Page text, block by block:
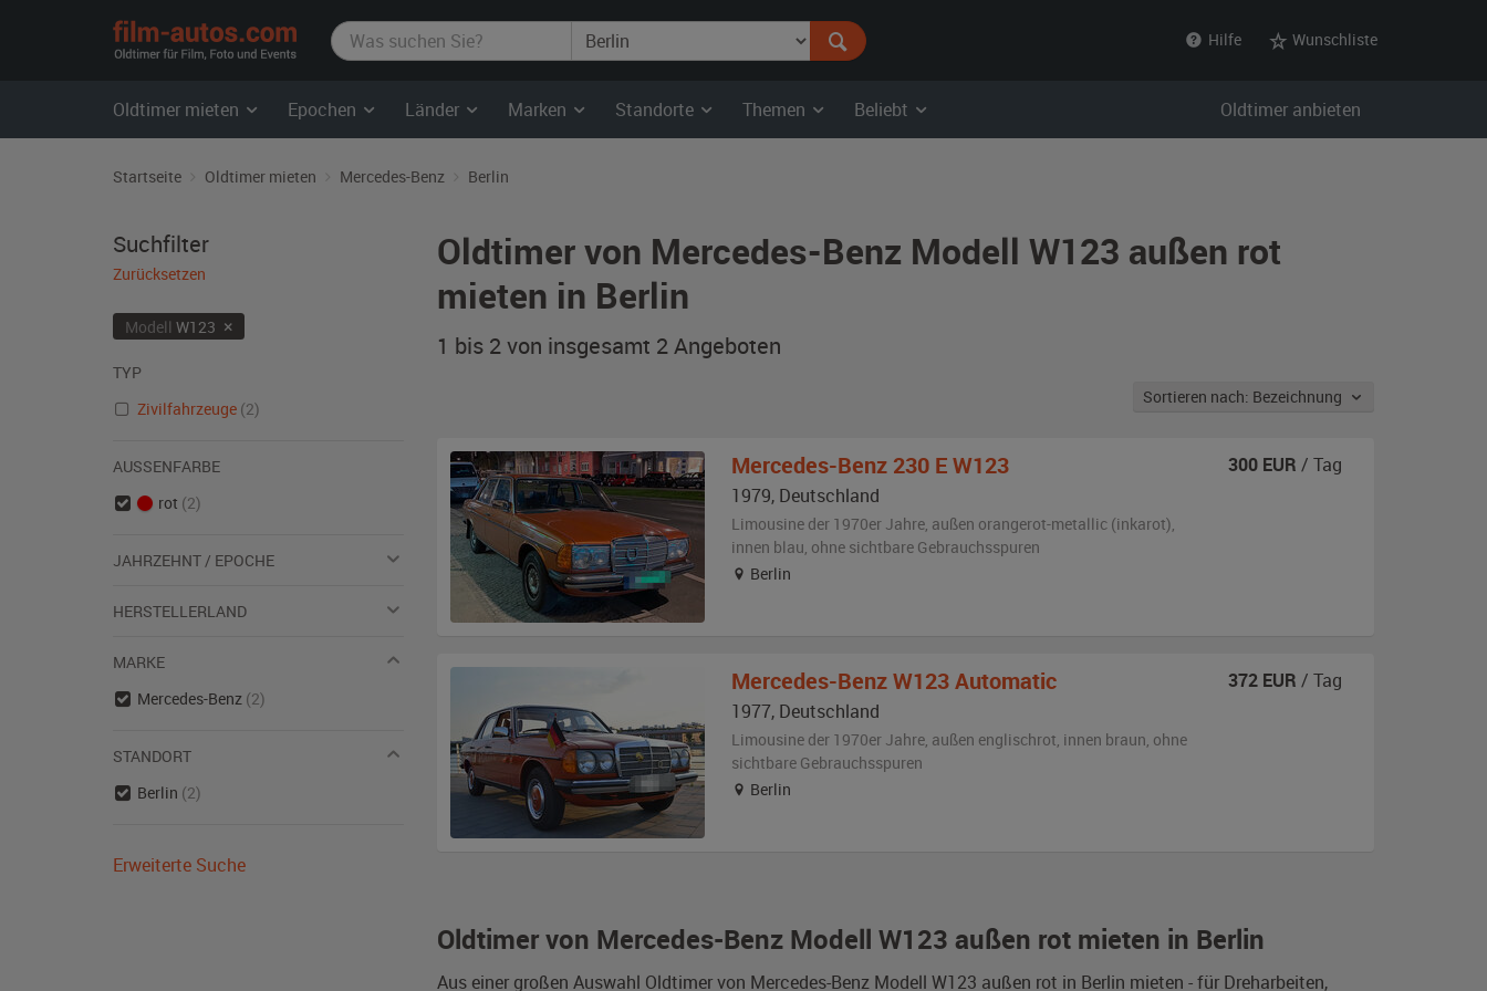
film-
autos.com
Hilfe Wunschliste
Oldtimer mieten Epochen Länder Marken Standorte Themen Beliebt Oldtimer anbieten
Startseite Oldtimer mieten Mercedes-Benz Berlin
Oldtimer von Mercedes-Benz Modell W123 außen rot
mieten in Berlin
1 bis 2 von insgesamt 2Angeboten
Sortieren nach: Bezeichnung
Oldtimer von Mercedes-Benz Modell W123 außen rot mieten in Berlin
Aus einer großen Auswahl Oldtimer von Mercedes-Benz Modell W123 außen rot in Berlin mieten - für Dreharbeiten,
Mercedes-Benz 230 E W123
1979, Deutschland
Limousine der 1970er Jahre, außen orangerot-metallic (inkarot),
innen blau, ohne sichtbare Gebrauchsspuren
Berlin
300 EUR / Tag
Mercedes-Benz W123 Automatic
1977, Deutschland
Limousine der 1970er Jahre, außen englischrot, innen braun, ohne
sichtbare Gebrauchsspuren
Berlin
372 EUR / Tag
Suchfilter
Zurücksetzen
Modell W123 ×
TYP
Zivilfahrzeuge (2)
AUSSENFARBE
rot (2)
JAHRZEHNT / EPOCHE
HERSTELLERLAND
MARKE
Mercedes-Benz (2)
STANDORT
Berlin (2)
Erweiterte Suche